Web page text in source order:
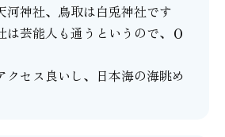
河神社、鳥取は白兎神社です
は芸能人も通うというので、Ｏ
クセス良いし、日本海の海眺め